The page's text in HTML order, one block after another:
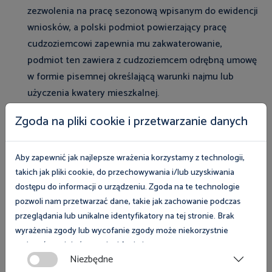
zezwolenia na pracę sezonową wpisanym do ewidencji
wniosków, a polski podmiot powierzający pracę
cudzoziemcowi zapewnia mu zakwaterowanie,
podmiot ten zawiera z cudzoziemcem odrębną umowę
w formie pisemnej określającą warunki najmu lub
użyczenia kwatery mieszkalnej.
Czynsz najmu kwatery mieszkalnej, nie może być
potrącany z wynagrodzenia cudzoziemca.
Postanowienia umowy przewidujące możliwość
automatycznego potrącenia czynszu z wynagrodzenia
cudzoziemca są nieważne.
Czynsz najmu kwatery mieszkalnej określony w
umowie najmu nie może być wygórowany w stosunku
do wynagrodzenia netto, które otrzymuje
cudzoziemiec w okresie najmu, biorąc pod uwagę
standard zakwaterowania i stawki rynkowe.
Zgoda na pliki cookie i przetwarzanie danych
Aby zapewnić jak najlepsze wrażenia korzystamy z technologii,
takich jak pliki cookie, do przechowywania i/lub uzyskiwania
dostępu do informacji o urządzeniu. Zgoda na te technologie
pozwoli nam przetwarzać dane, takie jak zachowanie podczas
przeglądania lub unikalne identyfikatory na tej stronie. Brak
wyrażenia zgody lub wycofanie zgody może niekorzystnie
wpłynąć na niektóre cechy i funkcje.
Niezbędne